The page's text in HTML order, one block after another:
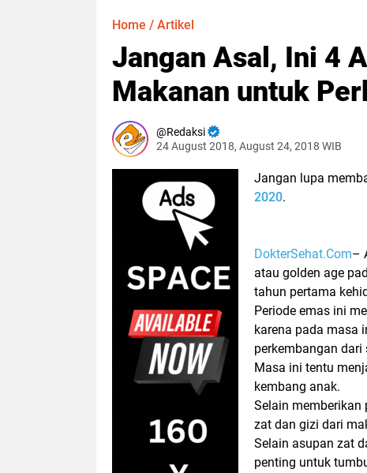
Home / Artikel
Jangan Asal, Ini 4
Makanan untuk
Redaksi
24 August 2018, August 24, 2018 WIB
Jangan lupa
2020.
DokterSehat.Com–
atau golden age
tahun pertama
Periode emas ini
karena pada masa
perkembangan
Masa ini tentu
kembang anak.
Selain memberikan
zat dan gizi dari
Selain asupan zat
penting untuk